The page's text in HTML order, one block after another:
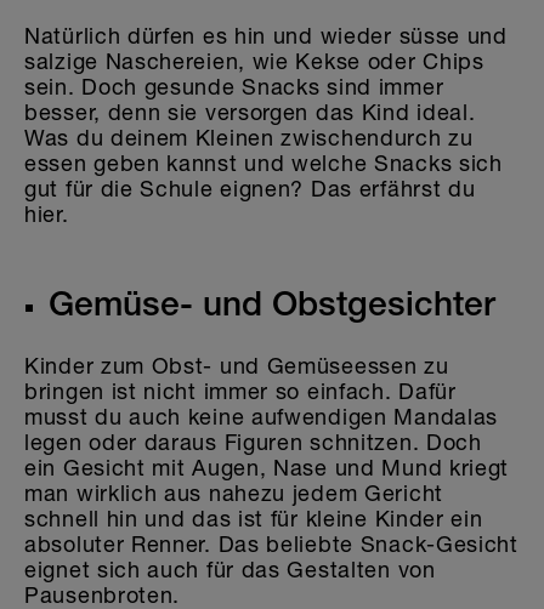
Natürlich dürfen es hin und wieder süsse und
salzige Naschereien, wie Kekse oder Chips
sein. Doch gesunde Snacks sind immer
besser, denn sie versorgen das Kind ideal.
Was du deinem Kleinen zwischendurch zu
essen geben kannst und welche Snacks sich
gut für die Schule eignen? Das erfährst du
hier.
Gemüse- und Obstgesichter
Kinder zum Obst- und Gemüseessen zu
bringen ist nicht immer so einfach. Dafür
musst du auch keine aufwendigen Mandalas
legen oder daraus Figuren schnitzen. Doch
ein Gesicht mit Augen, Nase und Mund kriegt
man wirklich aus nahezu jedem Gericht
schnell hin und das ist für kleine Kinder ein
absoluter Renner. Das beliebte Snack-Gesicht
eignet sich auch für das Gestalten von
Pausenbroten.